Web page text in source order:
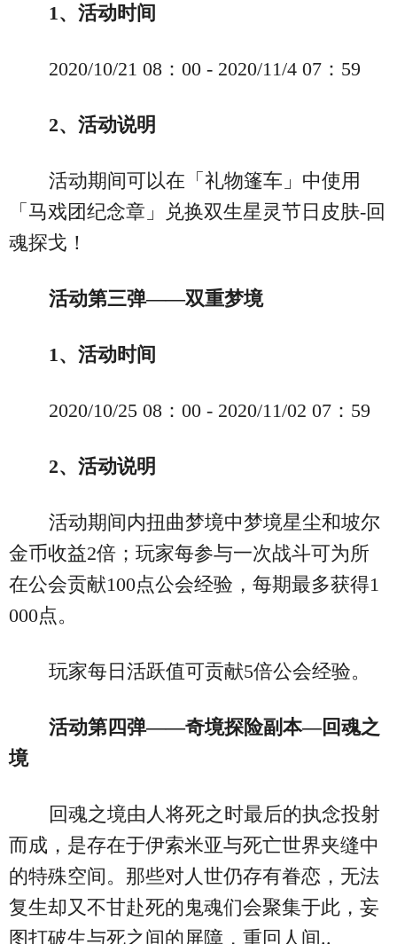
1、活动时间
2020/10/21 08：00 - 2020/11/4 07：59
2、活动说明
活动期间可以在「礼物篷车」中使用
「马戏团纪念章」兑换双生星灵节日皮肤-回
魂探戈！
活动第三弹——双重梦境
1、活动时间
2020/10/25 08：00 - 2020/11/02 07：59
2、活动说明
活动期间内扭曲梦境中梦境星尘和坡尔
金币收益2倍；玩家每参与一次战斗可为所
在公会贡献100点公会经验，每期最多获得1
000点。
玩家每日活跃值可贡献5倍公会经验。
活动第四弹——奇境探险副本—回魂之
境
回魂之境由人将死之时最后的执念投射
而成，是存在于伊索米亚与死亡世界夹缝中
的特殊空间。那些对人世仍存有眷恋，无法
复生却又不甘赴死的鬼魂们会聚集于此，妄
图打破生与死之间的屏障，重回人间..